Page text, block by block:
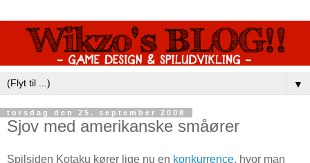
▼
torsdag den 25. september 2008
Sjov med amerikanske småører
Spilsiden Kotaku kører lige nu en konkurrence, hvor man